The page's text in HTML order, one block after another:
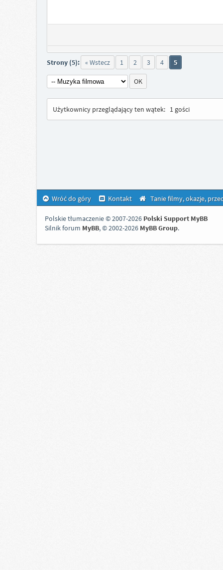
Strony (5): « Wstecz 1 2 3 4 5
Użytkownicy przeglądający ten wątek: 1 gości
Wróć do góry Kontakt Tanie filmy, okazje,
Polskie tłumaczenie © 2007-2026 Polski Support MyBB
Silnik forum MyBB, © 2002-2026 MyBB Group.